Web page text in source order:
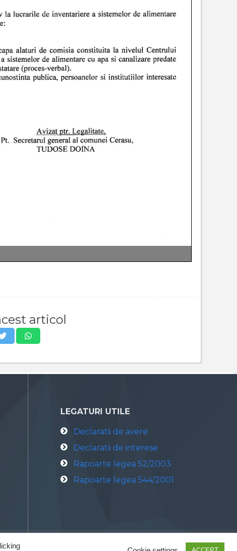
articol
LEGATURI UTILE
Declaratii de avere
Declaratii de interese
Rapoarte legea 52/2003
Rapoarte legea 544/2001